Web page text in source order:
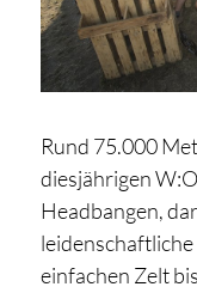
Rund 75.000
diesjährigen
Headbangen,
einfachen Zelt